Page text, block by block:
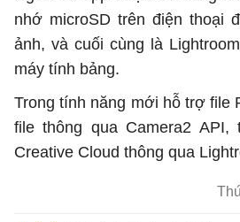
nhớ microSD trên điện thoại
ảnh, và cuối cùng là
máy tính bảng.
Trong tính năng mới hỗ trợ file
file thông qua Camera2
Creative Cloud thông qua